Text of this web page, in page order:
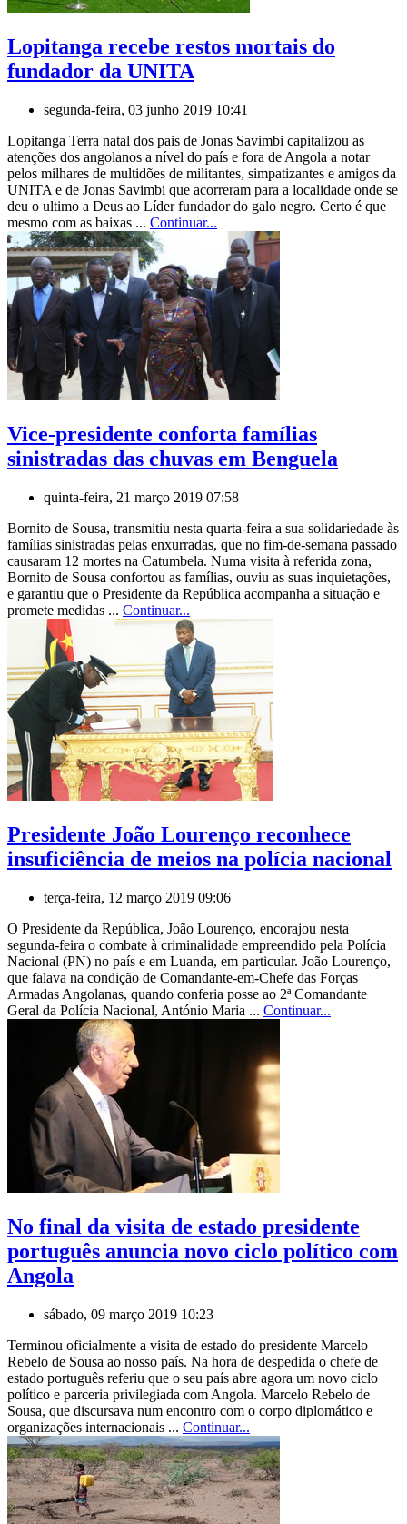
Lopitanga recebe restos mortais do
fundador da UNITA
segunda-feira, 03 junho 2019 10:41
Lopitanga Terra natal dos pais de Jonas Savimbi capitalizou as
atenções dos angolanos a nível do país e fora de Angola a notar
pelos milhares de multidões de militantes, simpatizantes e amigos da
UNITA e de Jonas Savimbi que acorreram para a localidade onde se
deu o ultimo a Deus ao Líder fundador do galo negro. Certo é que
mesmo com as baixas ... Continuar...
Vice-presidente conforta famílias
sinistradas das chuvas em Benguela
quinta-feira, 21 março 2019 07:58
Bornito de Sousa, transmitiu nesta quarta-feira a sua solidariedade às
famílias sinistradas pelas enxurradas, que no fim-de-semana passado
causaram 12 mortes na Catumbela. Numa visita à referida zona,
Bornito de Sousa confortou as famílias, ouviu as suas inquietações,
e garantiu que o Presidente da República acompanha a situação e
promete medidas ... Continuar...
Presidente João Lourenço reconhece
insuficiência de meios na polícia nacional
terça-feira, 12 março 2019 09:06
O Presidente da República, João Lourenço, encorajou nesta
segunda-feira o combate à criminalidade empreendido pela Polícia
Nacional (PN) no país e em Luanda, em particular. João Lourenço,
que falava na condição de Comandante-em-Chefe das Forças
Armadas Angolanas, quando conferia posse ao 2ª Comandante
Geral da Polícia Nacional, António Maria ... Continuar...
No final da visita de estado presidente
português anuncia novo ciclo político com
Angola
sábado, 09 março 2019 10:23
Terminou oficialmente a visita de estado do presidente Marcelo
Rebelo de Sousa ao nosso país. Na hora de despedida o chefe de
estado português referiu que o seu país abre agora um novo ciclo
político e parceria privilegiada com Angola. Marcelo Rebelo de
Sousa, que discursava num encontro com o corpo diplomático e
organizações internacionais ... Continuar...